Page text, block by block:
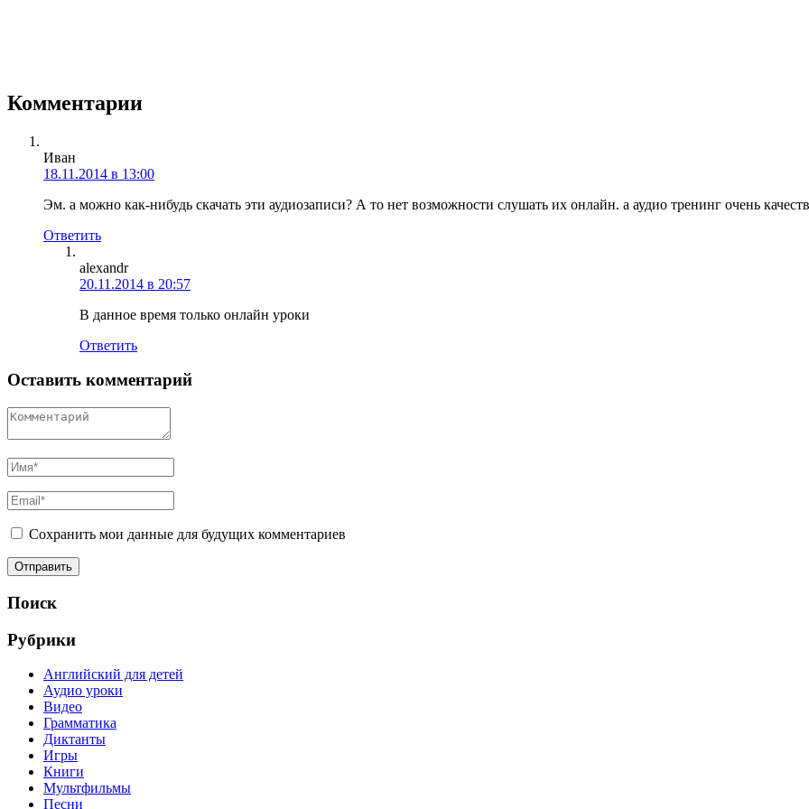
Комментарии
Иван
18.11.2014 в 13:00
Эм. а можно как-нибудь скачать эти аудиозаписи? А то нет возможности слушать их онлайн. а аудио тренинг очень
Ответить
alexandr
20.11.2014 в 20:57
В данное время только онлайн уроки
Ответить
Оставить комментарий
Сохранить мои данные для будущих комментариев
Поиск
Рубрики
Английский для детей
Аудио уроки
Видео
Грамматика
Диктанты
Игры
Книги
Мультфильмы
Песни